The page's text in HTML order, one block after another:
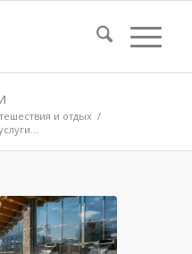
и отдых /